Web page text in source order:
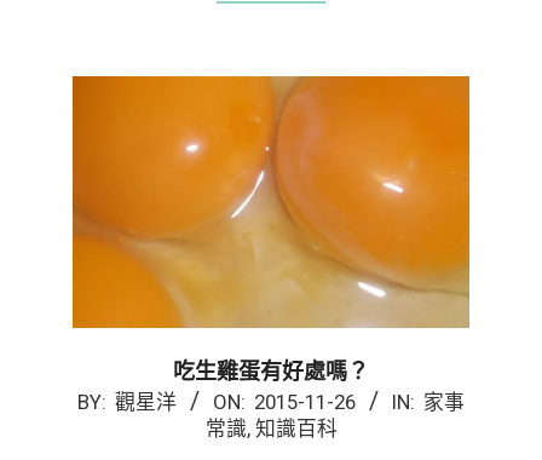
吃生雞蛋有好處嗎？
2015-
BY: 觀星洋 ON: 2015-11-26 IN: 家事
常識, 知識百科